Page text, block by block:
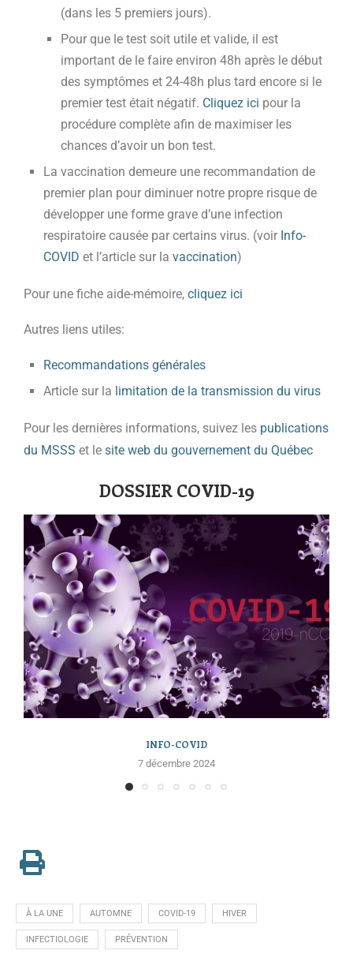
(dans les 5 premiers jours).
Pour que le test soit utile et valide, il est
important de le faire environ 48h après le début
des symptômes et 24-48h plus tard encore si le
premier test était négatif. Cliquez ici pour la
procédure complète afin de maximiser les
chances d’avoir un bon test.
La vaccination demeure une recommandation de
premier plan pour diminuer notre propre risque de
développer une forme grave d’une infection
respiratoire causée par certains virus. (voir Info-
COVID et l’article sur la vaccination)
Pour une fiche aide-mémoire, cliquez ici
Autres liens utiles:
Recommandations générales
Article sur la limitation de la transmission du virus
Pour les dernières informations, suivez les publications
du MSSS et le site web du gouvernement du Québec
DOSSIER COVID-19
INFO-COVID
7 décembre 2024
À LA UNE AUTOMNE COVID-19 HIVER
INFECTIOLOGIE PRÉVENTION